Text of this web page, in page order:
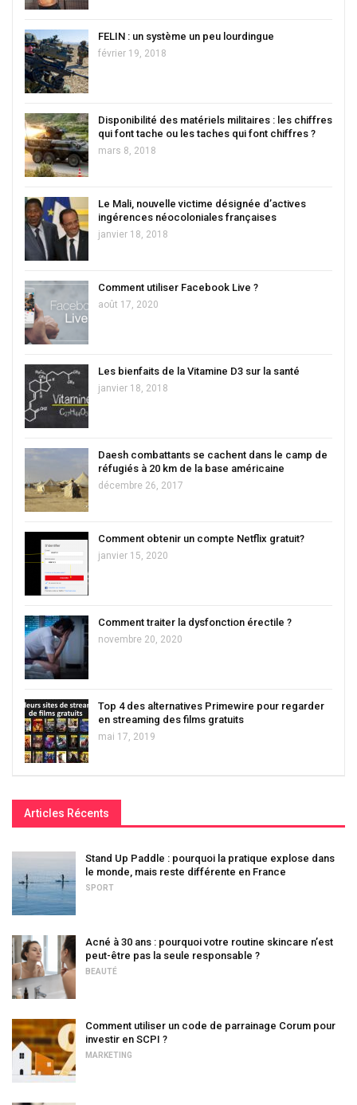
FELIN : un système un peu lourdingue
février 19, 2018
Disponibilité des matériels militaires : les chiffres
qui font tache ou les taches qui font chiffres ?
mars 8, 2018
Le Mali, nouvelle victime désignée d’actives
ingérences néocoloniales françaises
janvier 18, 2018
Comment utiliser Facebook Live ?
août 17, 2020
Les bienfaits de la Vitamine D3 sur la santé
janvier 18, 2018
Daesh combattants se cachent dans le camp de
réfugiés à 20 km de la base américaine
décembre 26, 2017
Comment obtenir un compte Netflix gratuit?
janvier 15, 2020
Comment traiter la dysfonction érectile ?
novembre 20, 2020
Top 4 des alternatives Primewire pour regarder
en streaming des films gratuits
mai 17, 2019
Articles Récents
Stand Up Paddle : pourquoi la pratique explose dans
le monde, mais reste différente en France
SPORT
Acné à 30 ans : pourquoi votre routine skincare n’est
peut-être pas la seule responsable ?
BEAUTÉ
Comment utiliser un code de parrainage Corum pour
investir en SCPI ?
MARKETING